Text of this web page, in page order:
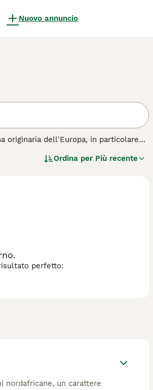
Nuovo annuncio
originaria dell'Europa, in particolare
gli conferisce grande eleganza e
è adatto sia a vivere in
vivace. Parole chiave rilevanti per
Europeo," tutte utili per chi desidera
Ordina per Più recente
perfetto:
nordafricane, un carattere